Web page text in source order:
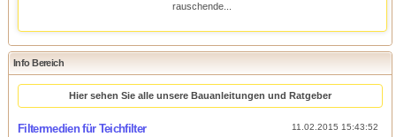
rauschende...
Info Bereich
Hier sehen Sie alle unsere Bauanleitungen und Ratgeber
11.02.2015 15:43:52
Filtermedien für Teichfilter